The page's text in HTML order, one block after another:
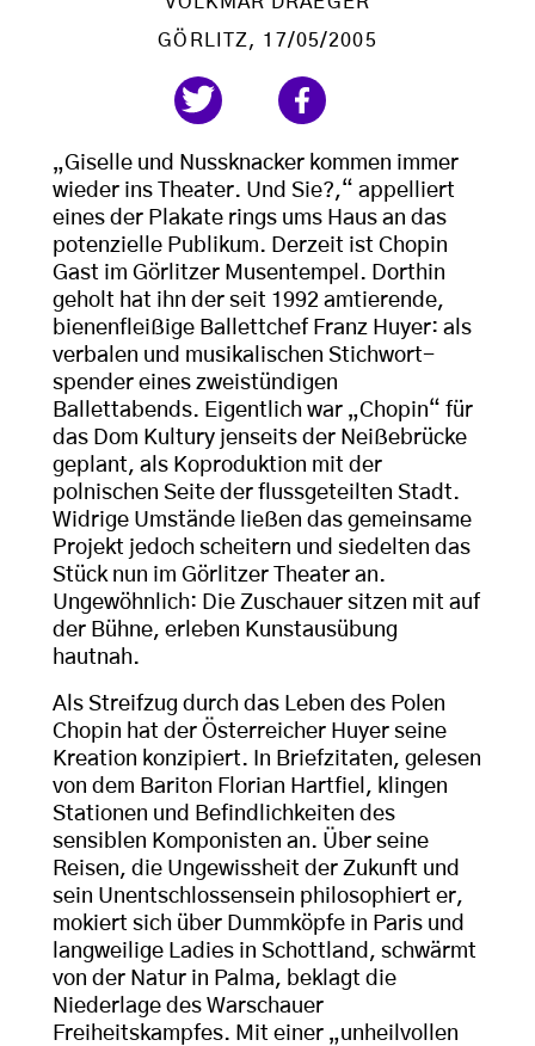
GÖRLITZ , 17/05/2005
„Giselle und Nussknacker kommen immer
wieder ins Theater. Und Sie?,“ appelliert
eines der Plakate rings ums Haus an das
potenzielle Publikum. Derzeit ist Chopin
Gast im Görlitzer Musentempel. Dorthin
geholt hat ihn der seit 1992 amtierende,
bienenfleißige Ballettchef Franz Huyer: als
verbalen und musikalischen Stichwort-
spender eines zweistündigen
Ballettabends. Eigentlich war „Chopin“ für
das Dom Kultury jenseits der Neißebrücke
geplant, als Koproduktion mit der
polnischen Seite der flussgeteilten Stadt.
Widrige Umstände ließen das gemeinsame
Projekt jedoch scheitern und siedelten das
Stück nun im Görlitzer Theater an.
Ungewöhnlich: Die Zuschauer sitzen mit auf
der Bühne, erleben Kunstausübung
hautnah.
Als Streifzug durch das Leben des Polen
Chopin hat der Österreicher Huyer seine
Kreation konzipiert. In Briefzitaten, gelesen
von dem Bariton Florian Hartfiel, klingen
Stationen und Befindlichkeiten des
sensiblen Komponisten an. Über seine
Reisen, die Ungewissheit der Zukunft und
sein Unentschlossensein philosophiert er,
mokiert sich über Dummköpfe in Paris und
langweilige Ladies in Schottland, schwärmt
von der Natur in Palma, beklagt die
Niederlage des Warschauer
Freiheitskampfes. Mit einer „unheilvollen